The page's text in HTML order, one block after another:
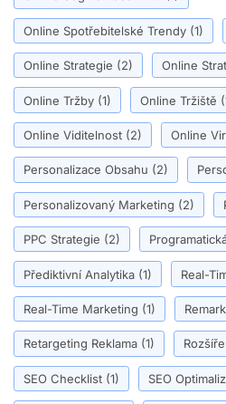
Online Spotřebitelské Trendy (1)
Online Strategie (2) Online
Online Tržby (1) Online Tržiště
Online Viditelnost (2) Online
Personalizace Obsahu (2)
Personalizovaný Marketing (2)
PPC Strategie (2)
Přediktivní Analytika (1) Real-
Real-Time Marketing (1)
Retargeting Reklama (1)
SEO Checklist (1) SEO